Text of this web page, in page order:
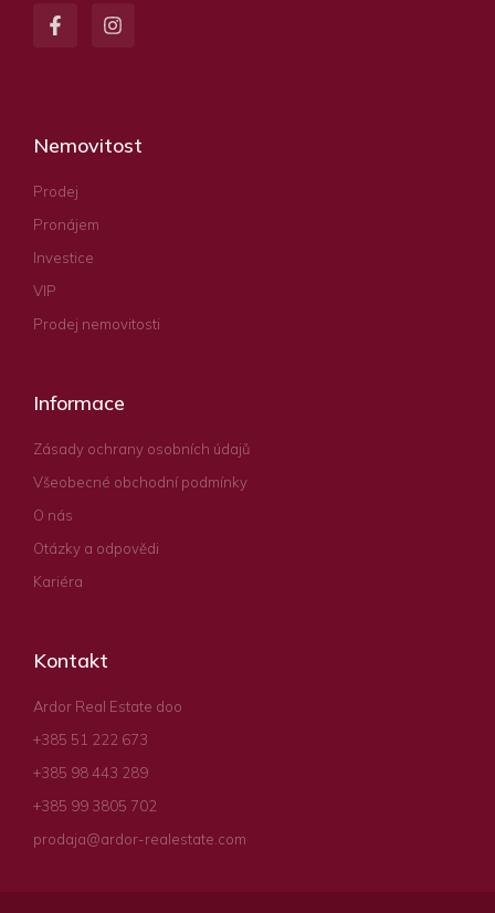
Nemovitost
Prodej
Pronájem
Investice
VIP
Prodej nemovitosti
Informace
Zásady ochrany osobních údajů
Všeobecné obchodní podmínky
O nás
Otázky a odpovědi
Kariéra
Kontakt
Ardor Real Estate doo
+385 51 222 673
+385 98 443 289
+385 99 3805 702
prodaja@ardor-realestate.com